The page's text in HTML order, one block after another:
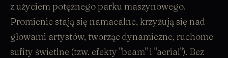
z użyciem potężnego parku maszynowego.
Promienie stają się namacalne, krzyżują się nad
głowami artystów, tworząc dynamiczne, ruchome
sufity świetlne (tzw. efekty "beam" i "aerial"). Bez